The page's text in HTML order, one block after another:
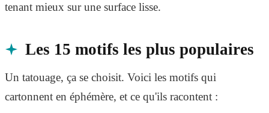
tenant mieux sur une surface lisse.
Les 15 motifs les plus populaires
Un tatouage, ça se choisit. Voici les motifs qui
cartonnent en éphémère, et ce qu'ils racontent :